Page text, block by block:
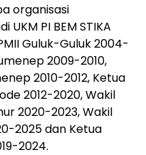
organisasi
PI BEM STIKA
Guluk-Guluk 2004-
2009-2010,
2010-2012, Ketua
2012-2020, Wakil
2020-2023, Wakil
2025 dan Ketua
2024.